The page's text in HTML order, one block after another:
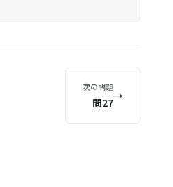
次の問題
問27
→